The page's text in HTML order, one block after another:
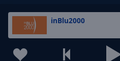
inBlu2000